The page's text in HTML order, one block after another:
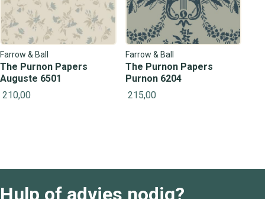
Farrow & Ball
The Purnon Papers
Auguste 6501
210,00
Farrow & Ball
The Purnon Papers
Purnon 6204
215,00
Hulp of advies nodig?